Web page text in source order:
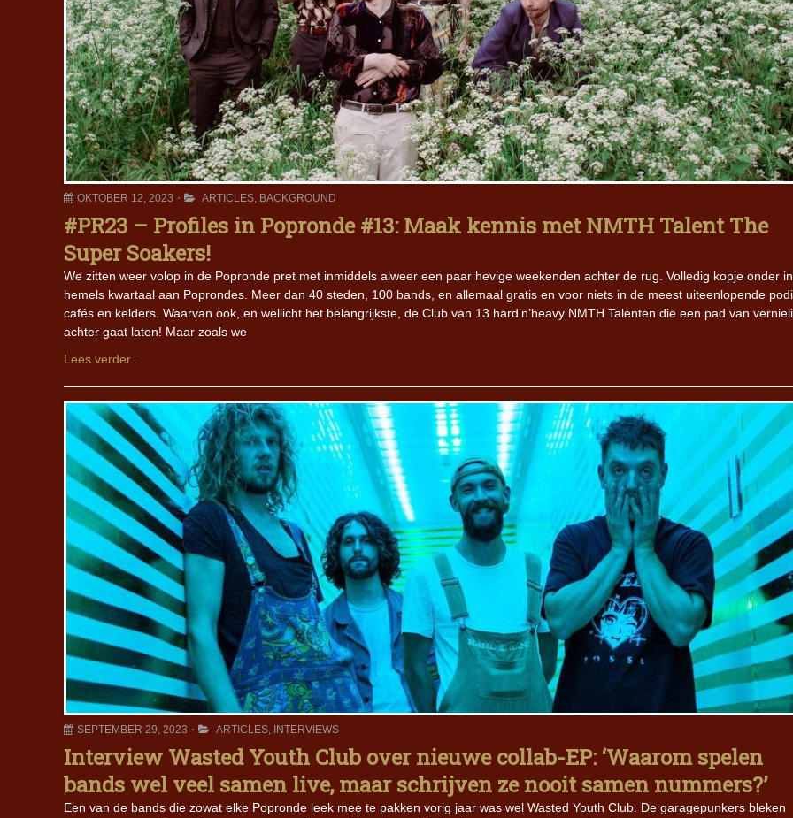
OKTOBER 12, 2023 ARTICLES, BACKGROUND
#PR23 – Profiles in Popronde #13: Maak kennis met NMTH Talent The
Super Soakers!
We zitten weer volop in de Popronde pret met inmiddels alweer een paar hevige weekenden achter de rug. Volledig kopje onder
hemels kwartaal aan Poprondes. Meer dan 40 steden, 100 bands, en allemaal gratis en voor niets in de meest uiteenlopende
cafés en kelders. Waarvan ook, en wellicht het belangrijkste, de Club van 13 hard’n’heavy NMTH Talenten die een pad van
achter gaat laten! Maar zoals we
Lees verder..
SEPTEMBER 29, 2023 ARTICLES, INTERVIEWS
Interview Wasted Youth Club over nieuwe collab-EP: ‘Waarom spelen
bands wel veel samen live, maar schrijven ze nooit samen nummers?’
Een van de bands die zowat elke Popronde leek mee te pakken vorig jaar was wel Wasted Youth Club. De garagepunkers bleken
Iron Jinn doopt vers epos